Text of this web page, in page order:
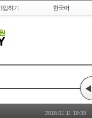
입하기 한국어
◀
2018.01.11 19:39